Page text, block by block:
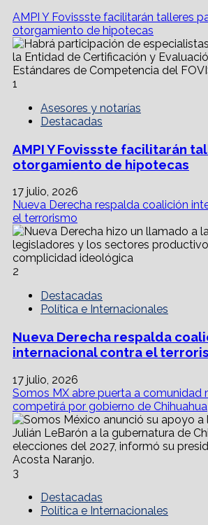
AMPI Y Fovissste facilitarán talleres
otorgamiento de hipotecas
1
Asesores y notarías
Destacadas
AMPI Y Fovissste facilitarán
otorgamiento de hipotecas
17 julio, 2026
Nueva Derecha respalda coalición
el terrorismo
2
Destacadas
Política e Internacionales
Nueva Derecha respalda
internacional contra el
17 julio, 2026
Somos MX abre puerta a comunidad
competirá por gobierno de Chihuahua
3
Destacadas
Política e Internacionales